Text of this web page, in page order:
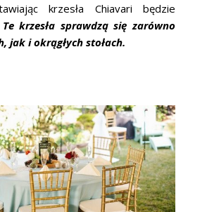
krzesła Chiavari będzie
Te krzesła sprawdzą się zarówno
jak i okrągłych stołach.